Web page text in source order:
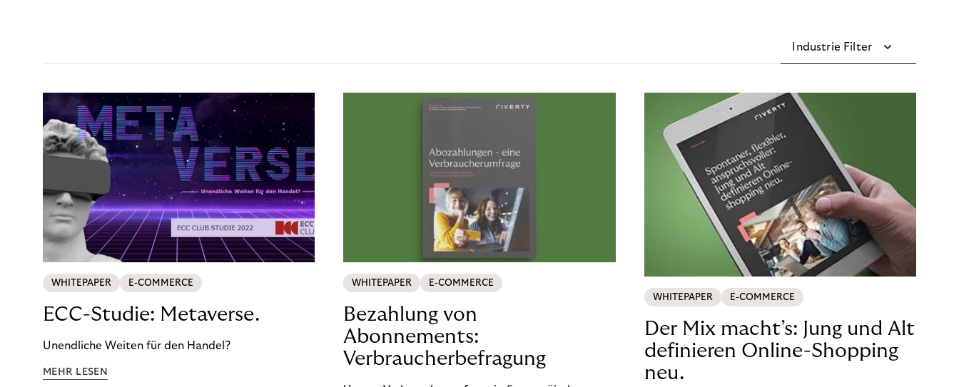
Industrie Filter
WHITEPAPER E-COMMERCE
ECC-Studie: Metaverse.
Unendliche Weiten für den Handel?
MEHR LESEN
WHITEPAPER E-COMMERCE
Bezahlung von
Abonnements:
Verbraucherbefragung
WHITEPAPER E-COMMERCE
Der Mix macht’s: Jung und Alt
definieren Online-Shopping
neu.